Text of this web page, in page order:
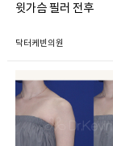
윗가슴 필러 전후
닥터케빈의원